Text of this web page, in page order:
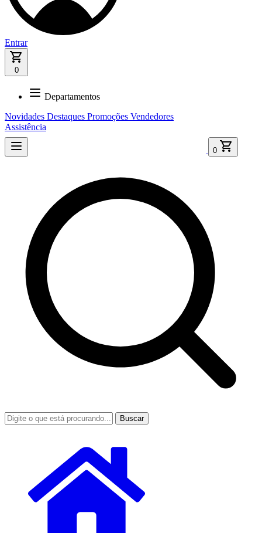
Entrar
0
Departamentos
Novidades Destaques Promoções Vendedores
Assistência
0
Buscar